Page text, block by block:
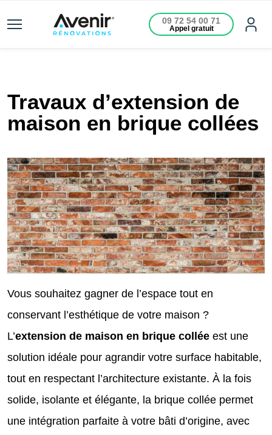
09 72 54 00 71
Appel gratuit
Travaux d’extension de
maison en brique collées
Vous souhaitez gagner de l’espace tout en
conservant l’esthétique de votre maison ?
L’extension de maison en brique collée est une
solution idéale pour agrandir votre surface habitable,
tout en respectant l’architecture existante. À la fois
solide, isolante et élégante, la brique collée permet
une intégration parfaite à votre bâti d’origine, avec